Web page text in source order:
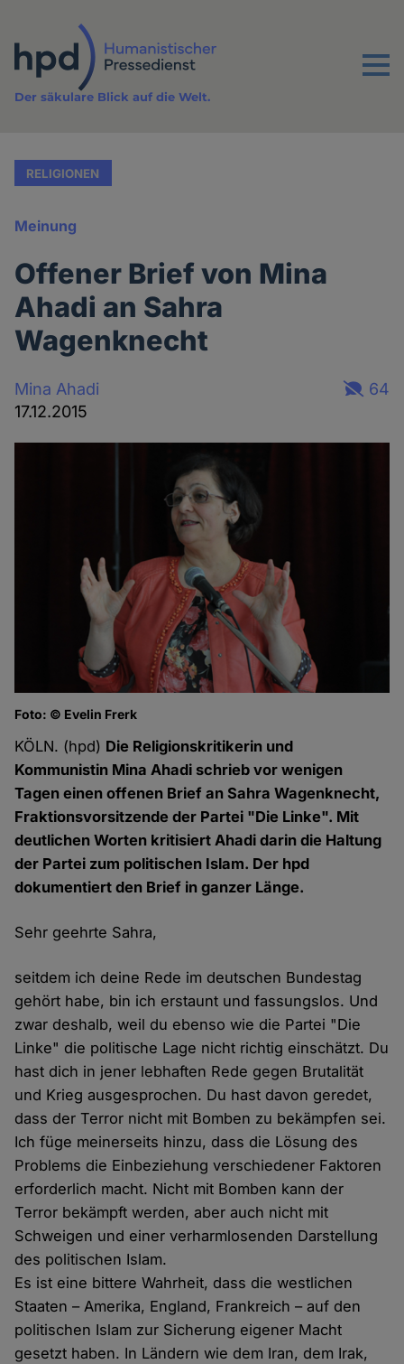
Inhalt
Menu
Der säkulare Blick auf die Welt.
RELIGIONEN
Meinung
Offener Brief von Mina
Ahadi an Sahra
Wagenknecht
Mina Ahadi
17.12.2015
64
Foto: © Evelin Frerk
KÖLN. (hpd) Die Religionskritikerin und
Kommunistin Mina Ahadi schrieb vor wenigen
Tagen einen offenen Brief an Sahra Wagenknecht,
Fraktionsvorsitzende der Partei "Die Linke". Mit
deutlichen Worten kritisiert Ahadi darin die Haltung
der Partei zum politischen Islam. Der hpd
dokumentiert den Brief in ganzer Länge.
Sehr geehrte Sahra,
seitdem ich deine Rede im deutschen Bundestag
gehört habe, bin ich erstaunt und fassungslos. Und
zwar deshalb, weil du ebenso wie die Partei "Die
Linke" die politische Lage nicht richtig einschätzt. Du
hast dich in jener lebhaften Rede gegen Brutalität
und Krieg ausgesprochen. Du hast davon geredet,
dass der Terror nicht mit Bomben zu bekämpfen sei.
Ich füge meinerseits hinzu, dass die Lösung des
Problems die Einbeziehung verschiedener Faktoren
erforderlich macht. Nicht mit Bomben kann der
Terror bekämpft werden, aber auch nicht mit
Schweigen und einer verharmlosenden Darstellung
des politischen Islam.
Es ist eine bittere Wahrheit, dass die westlichen
Staaten – Amerika, England, Frankreich – auf den
politischen Islam zur Sicherung eigener Macht
gesetzt haben. In Ländern wie dem Iran, dem Irak,